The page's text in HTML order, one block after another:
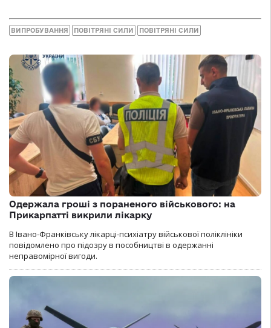
ВИПРОБУВАННЯ ПОВІТРЯНІ СИЛИ ПОВІТРЯНІ СИЛИ
Одержала гроші з пораненого військового: на
Прикарпатті викрили лікарку
В Івано-Франківську лікарці-психіатру військової поліклініки
повідомлено про підозру в пособництві в одержанні
неправомірної вигоди.